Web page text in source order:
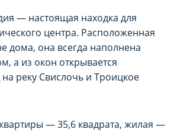
— настоящая находка для
центра. Расположенная
дома, она всегда наполнена
а из окон открывается
реку Свислочь и Троицкое
— 35,6 квадрата, жилая —